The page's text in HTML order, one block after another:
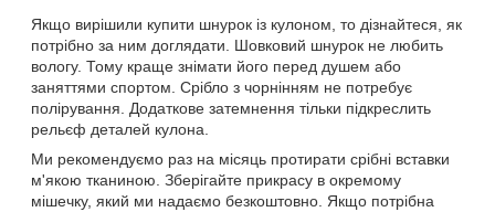
Якщо вирішили купити шнурок із кулоном, то дізнайтеся, як
потрібно за ним доглядати. Шовковий шнурок не любить
вологу. Тому краще знімати його перед душем або
заняттями спортом. Срібло з чорнінням не потребує
полірування. Додаткове затемнення тільки підкреслить
рельєф деталей кулона.
Ми рекомендуємо раз на місяць протирати срібні вставки
м'якою тканиною. Зберігайте прикрасу в окремому
мішечку, який ми надаємо безкоштовно. Якщо потрібна